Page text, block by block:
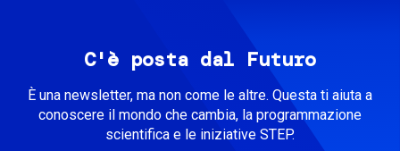
C'è posta dal Futuro
È una newsletter, ma non come le altre. Questa ti aiuta a
conoscere il mondo che cambia, la programmazione
scientifica e le iniziative STEP.